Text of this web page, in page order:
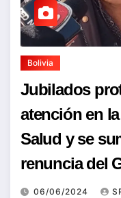
Bolivia
Jubilados
atención en
Salud y se
renuncia del
06/06/2024